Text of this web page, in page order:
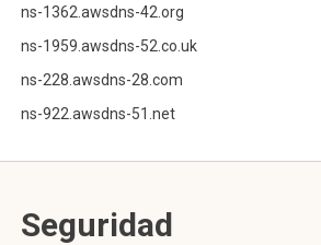
ns-1362.awsdns-42.org
ns-1959.awsdns-52.co.uk
ns-228.awsdns-28.com
ns-922.awsdns-51.net
Seguridad